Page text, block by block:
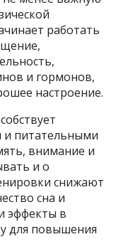
работать
и гормонов,
настроение.
питательными
внимание и
и о
снижают
сна и
эффекты в
для повышения